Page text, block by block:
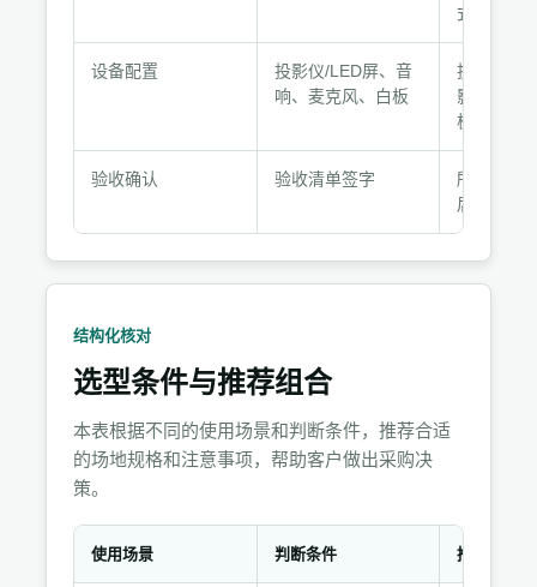
条
件
式或剧院
设备配置
投影仪/LED屏、音
响、麦克风、白板
投影类课
影仪，互
板
验收确认 验收清单签字
所有项目
后签字
结构化核对
选型条件与推荐组合
本表根据不同的使用场景和判断条件，推荐合适
的场地规格和注意事项，帮助客户做出采购决
策。
使用场景 判断条件 推荐选择